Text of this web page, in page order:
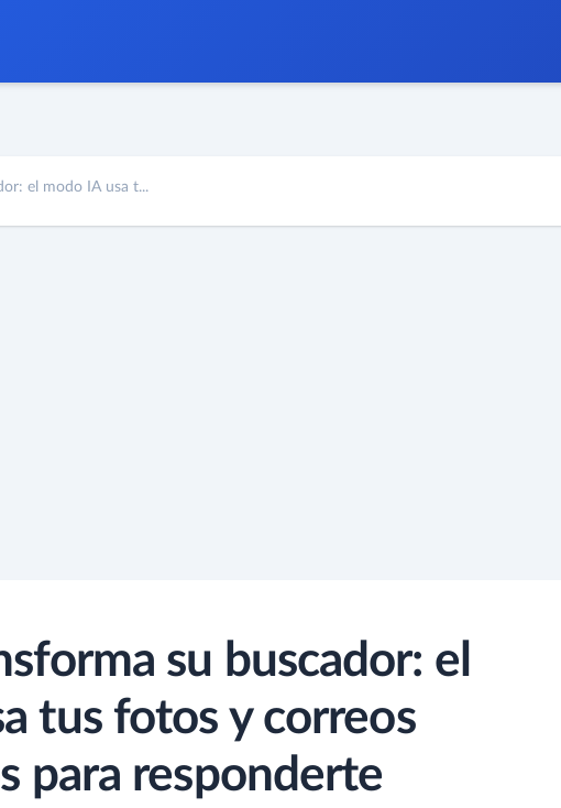
el modo IA usa t...
su buscador: el
tus fotos y correos
para responderte